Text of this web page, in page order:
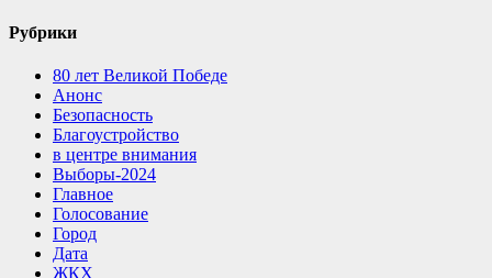
Рубрики
80 лет Великой Победе
Анонс
Безопасность
Благоустройство
в центре внимания
Выборы-2024
Главное
Голосование
Город
Дата
ЖКХ